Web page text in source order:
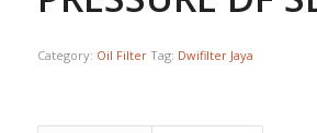
Category: Oil Filter Tag: Dwifilter Jaya